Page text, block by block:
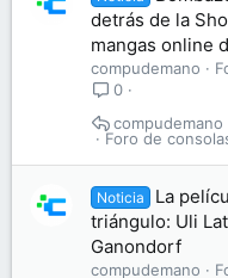
detrás de la
mangas online
compudemano
0
Foro de
compudemano
Noticia
La
triángulo: Uli
Ganondorf
compudemano